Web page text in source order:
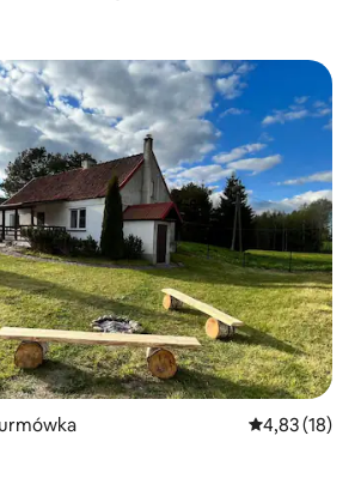
4,83 de uma
4,83 (18)